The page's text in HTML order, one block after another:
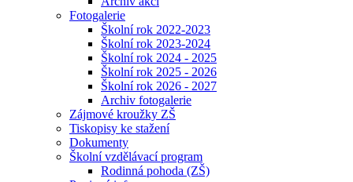
Fotogalerie
Školní rok 2022-2023
Školní rok 2023-2024
Školní rok 2024 - 2025
Školní rok 2025 - 2026
Školní rok 2026 - 2027
Archiv fotogalerie
Zájmové kroužky ZŠ
Tiskopisy ke stažení
Dokumenty
Školní vzdělávací program
Rodinná pohoda (ZŠ)